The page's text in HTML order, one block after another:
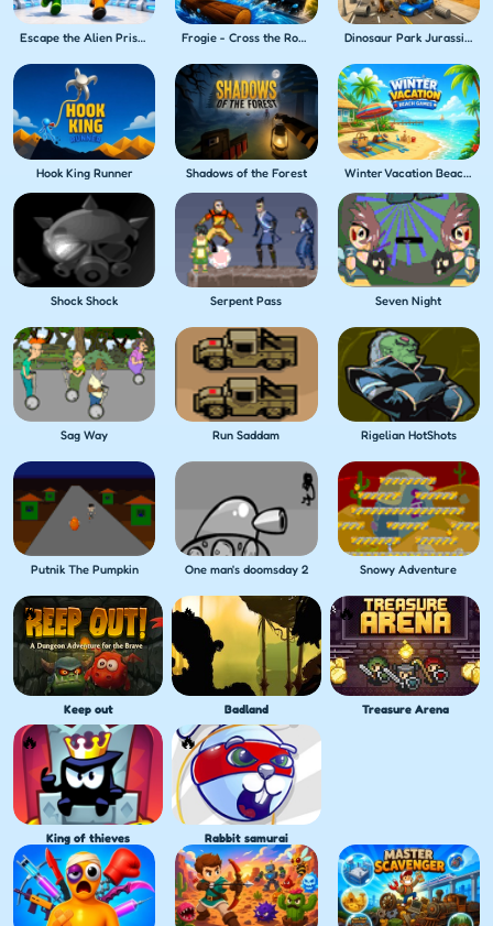
Escape the Alien Prison Frogie - Cross the Roads Dinosaur Park Jurassic Dino World
Hook King Runner Shadows of the Forest Winter Vacation Beach Games
Shock Shock Serpent Pass Seven Night
Sag Way Run Saddam Rigelian HotShots
Putnik The Pumpkin One man's doomsday 2 Snowy Adventure
Keep out Badland Treasure Arena
King of thieves Rabbit samurai